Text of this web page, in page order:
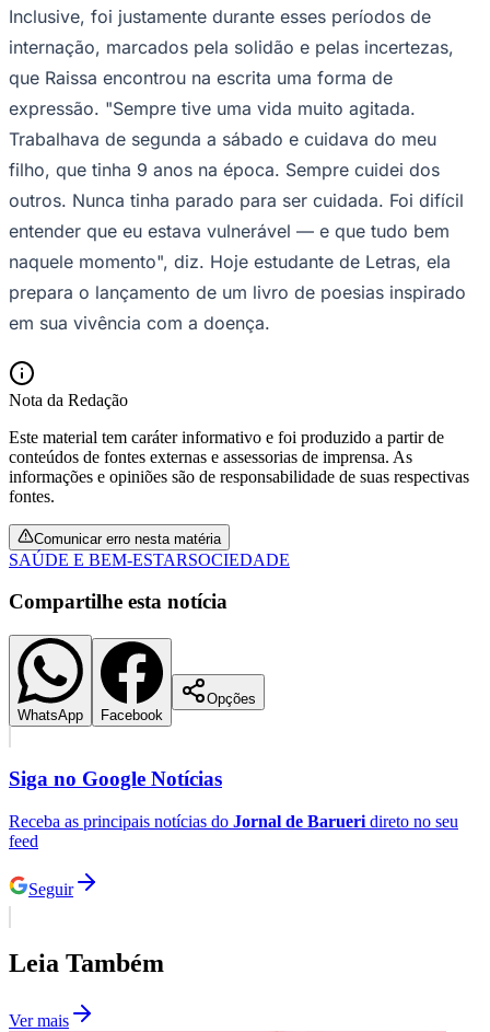
Flamengo
Inclusive, foi justamente durante esses períodos de
internação, marcados pela solidão e pelas incertezas,
que Raissa encontrou na escrita uma forma de
expressão. "Sempre tive uma vida muito agitada.
Trabalhava de segunda a sábado e cuidava do meu
filho, que tinha 9 anos na época. Sempre cuidei dos
outros. Nunca tinha parado para ser cuidada. Foi difícil
entender que eu estava vulnerável — e que tudo bem
naquele momento", diz. Hoje estudante de Letras, ela
prepara o lançamento de um livro de poesias inspirado
em sua vivência com a doença.
Nota da Redação
Este material tem caráter informativo e foi produzido a partir de
conteúdos de fontes externas e assessorias de imprensa. As
informações e opiniões são de responsabilidade de suas respectivas
fontes.
Comunicar erro nesta matéria
SAÚDE E BEM-ESTARSOCIEDADE
Compartilhe esta notícia
WhatsApp Facebook
Opções
Siga no Google Notícias
Receba as principais notícias do Jornal de Barueri direto no seu
feed
Seguir
Leia Também
Ver mais